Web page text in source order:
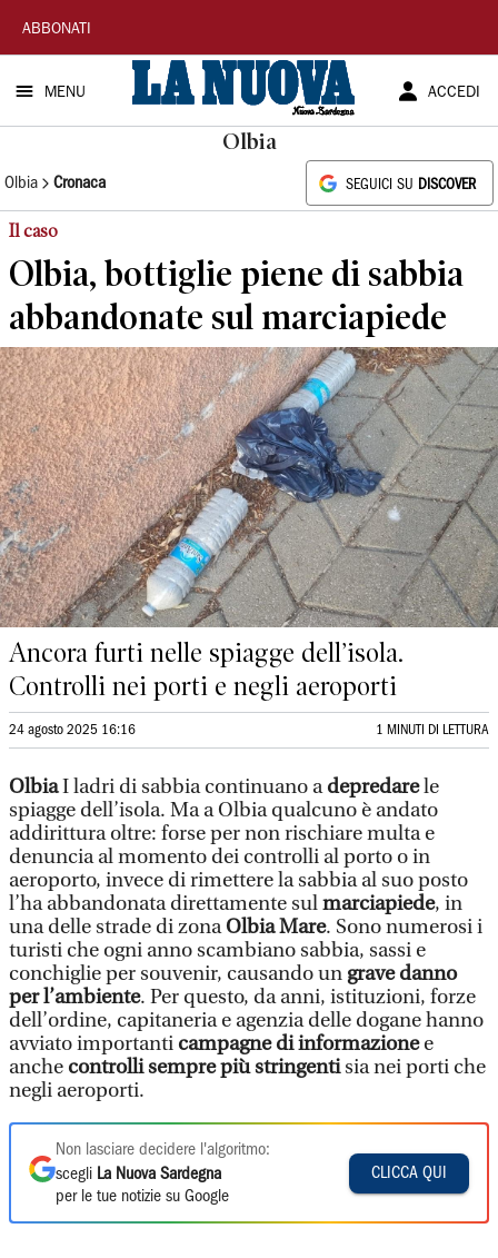
La
Nuova
Sardegna
ABBONATI
MENU ACCEDI
Olbia
Olbia Cronaca SEGUICI SU DISCOVER
Il caso
Olbia, bottiglie piene di sabbia
abbandonate sul marciapiede
Ancora furti nelle spiagge dell’isola.
Controlli nei porti e negli aeroporti
24 agosto 2025 16:16 1 MINUTI DI LETTURA
OlbiaI ladri di sabbia continuano adepredarele
spiagge dell’isola. Ma a Olbia qualcuno è andato
addirittura oltre: forse per non rischiare multa e
denuncia al momento dei controlli al porto o in
aeroporto, invece di rimettere la sabbia al suo posto
l’ha abbandonata direttamente sulmarciapiede, in
una delle strade di zonaOlbia Mare. Sono numerosi i
turisti che ogni anno scambiano sabbia, sassi e
conchiglie per souvenir, causando un grave danno
per l’ambiente. Per questo, da anni, istituzioni, forze
dell’ordine, capitaneria e agenzia delle dogane hanno
avviato importanti campagne di informazionee
anche controlli sempre più stringentisia nei porti che
negli aeroporti.
Non lasciare decidere l'algoritmo:
scegli La Nuova Sardegna
per le tue notizie su Google
CLICCA QUI